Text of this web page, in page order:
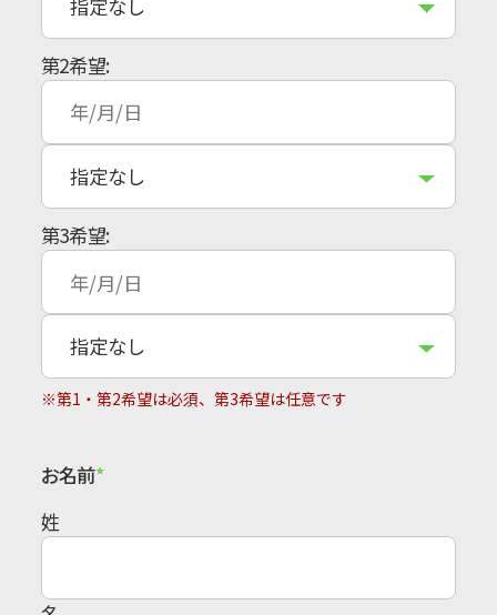
第2希望:
第3希望:
※第1・第2希望は必須、第3希望は任意です
お名前
姓